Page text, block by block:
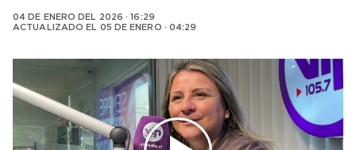
04 DE ENERO DEL 2026 · 16:29
ACTUALIZADO EL 05 DE ENERO · 04:29